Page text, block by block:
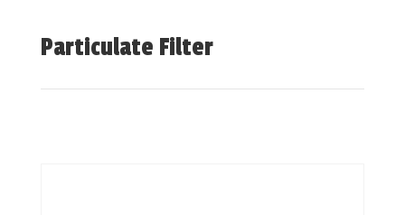
Particulate Filter